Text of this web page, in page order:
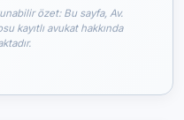
özet: Bu sayfa, Av.
kayıtlı avukat hakkında